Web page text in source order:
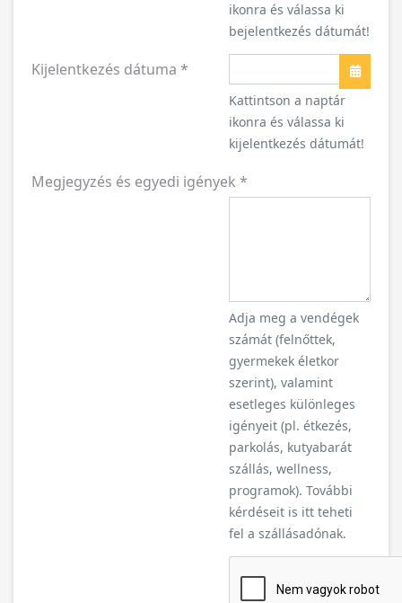
ikonra és válassa ki
bejelentkezés dátumát!
Kijelentkezés dátuma *
Naptár
Kattintson a naptár
ikonra és válassa ki
kijelentkezés dátumát!
Megjegyzés és egyedi igények *
Adja meg a vendégek
számát (felnőttek,
gyermekek életkor
szerint), valamint
esetleges különleges
igényeit (pl. étkezés,
parkolás, kutyabarát
szállás, wellness,
programok). További
kérdéseit is itt teheti
fel a szállásadónak.